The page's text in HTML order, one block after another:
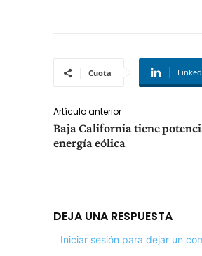
Cuota
Artículo anterior
Baja California tiene
energía eólica
DEJA UNA RESPUESTA
Iniciar sesión para dejar un